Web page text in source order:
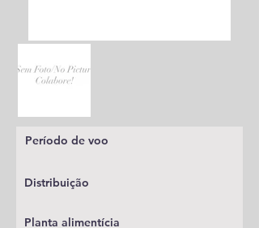
Período de voo
Distribuição
Planta alimentícia